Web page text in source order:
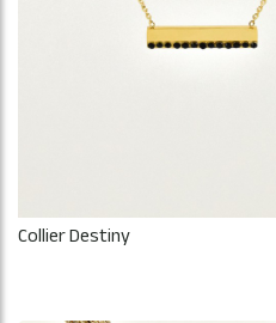
AJOUTER AU PANIER
Collier Destiny